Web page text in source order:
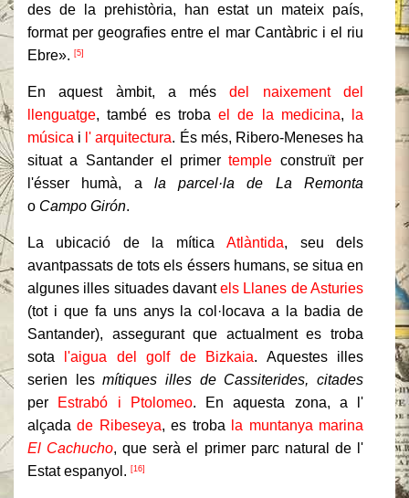
des de la prehistòria, han estat un mateix país,
format per geografies entre el mar Cantàbric i el riu
Ebre». [5]
En aquest àmbit, a mésdel naixement del
llenguatge, també es troba el de la medicina,
la
música i l' arquitectura. És més, Ribero-Meneses ha
situat a Santander el primertemple construït per
l'ésser humà, a la parcel·la de La Remonta
o Campo Girón.
La ubicació de la míticaAtlàntida, seu dels
avantpassats de tots els éssers humans, se situa en
algunes illes situades davantels Llanes de Asturies
(tot i que fa uns anys la col·locava a la badia de
Santander), assegurant que actualment es troba
sota
l'aigua del golf de Bizkaia. Aquestes illes
serien lesmítiques illes de Cassiterides, citades
per
Estrabó i Ptolomeo. En aquesta zona, a l'
alçadade Ribeseya, es troba
la muntanya marina
El Cachucho, que serà el primer parc natural de l'
Estat espanyol. [16]